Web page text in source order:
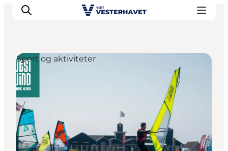
Det sker
Oplevelser
Vores Byer
Mad & Overnatning
Køb billet
Sport og aktiviteter